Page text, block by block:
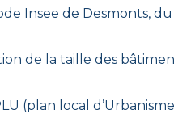
Insee de Desmonts,
de la taille des
(plan local